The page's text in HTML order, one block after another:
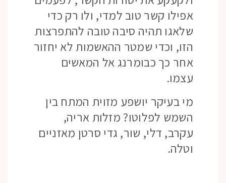
אפילו קשר טוב למדי, ולו רק כדי
שלאגו תהיה סיבה טובה להתפרצות
הזו, וכדי שמטר ההאשמות לא יחזור
אחר כך כבומרנג אל המאשים
עצמו.
מי בעיקר יושפע מזוית המתח בין
השמש לפלוטו? מזלות אריה,
עקרב, דלי, שור, גדי סרטן מאזניים
וטלה.